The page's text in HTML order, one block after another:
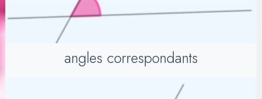
angles correspondants